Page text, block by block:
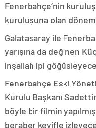
Fenerbahçe’nin
kuruluşuna olan
Galatasaray ile
yarışına da değinen
inşallah ipi
Fenerbahçe Eski
Kurulu Başkanı
böyle bir filmin
beraber keyifle